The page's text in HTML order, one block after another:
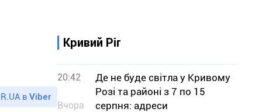
в Viber
Кривий Ріг
20:42
Вчора
Де не буде світла у Кривому
Розі та районі з 7 по 15
серпня: адреси